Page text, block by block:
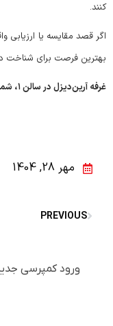
کنند.
اگر قصد مقایسه یا
بهترین فرصت برای شناخت
غرفه آرین‌دیزل در سالن۱،
مهر 28, 1404
PREVIOUS
ورود کمپرسی